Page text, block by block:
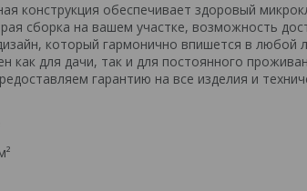
конструкция обеспечивает здоровый
сборка на вашем участке, возможность
который гармонично впишется в любой
как для дачи, так и для постоянного
гарантию на все изделия и